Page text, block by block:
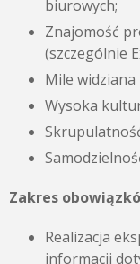
biurowych;
Znajomość
(szczególnie
Mile widziana
Wysoka
Zakres
Realizacja
informacji